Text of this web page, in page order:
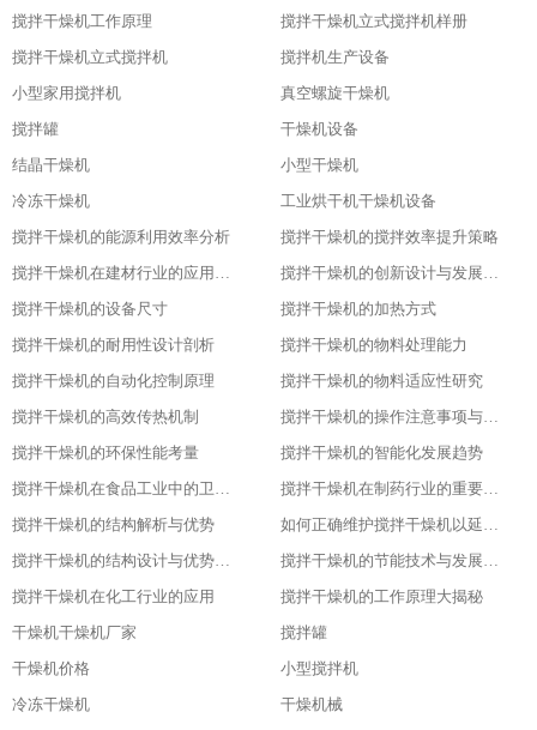
搅拌干燥机工作原理
搅拌干燥机立式搅拌机样册
搅拌干燥机立式搅拌机
搅拌机生产设备
小型家用搅拌机
真空螺旋干燥机
搅拌罐
干燥机设备
结晶干燥机
小型干燥机
冷冻干燥机
工业烘干机干燥机设备
搅拌干燥机的能源利用效率分析
搅拌干燥机的搅拌效率提升策略
搅拌干燥机在建材行业的应用特点
搅拌干燥机的创新设计与发展历程
搅拌干燥机的设备尺寸
搅拌干燥机的加热方式
搅拌干燥机的耐用性设计剖析
搅拌干燥机的物料处理能力
搅拌干燥机的自动化控制原理
搅拌干燥机的物料适应性研究
搅拌干燥机的高效传热机制
搅拌干燥机的操作注意事项与安全保障
搅拌干燥机的环保性能考量
搅拌干燥机的智能化发展趋势
搅拌干燥机在食品工业中的卫生设计
搅拌干燥机在制药行业的重要应用
搅拌干燥机的结构解析与优势
如何正确维护搅拌干燥机以延长其使用寿命
搅拌干燥机的结构设计与优势分析
搅拌干燥机的节能技术与发展趋势
搅拌干燥机在化工行业的应用
搅拌干燥机的工作原理大揭秘
干燥机干燥机厂家
搅拌罐
干燥机价格
小型搅拌机
冷冻干燥机
干燥机械